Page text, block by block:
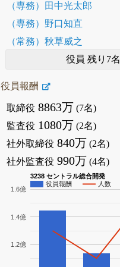
（専務）田中光太郎
（専務）野口知直
（常務）秋草威之
役員 残り7名
役員報酬
取締役 8863万 (7名)
監査役 1080万 (2名)
社外取締役 840万 (2名)
社外監査役 990万 (4名)
3238 セントラル総合開発
役員報酬
人数
1.2億
1.4億
1.6億